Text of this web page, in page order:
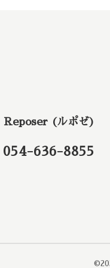
Reposer (ルポゼ)
054-636-8855